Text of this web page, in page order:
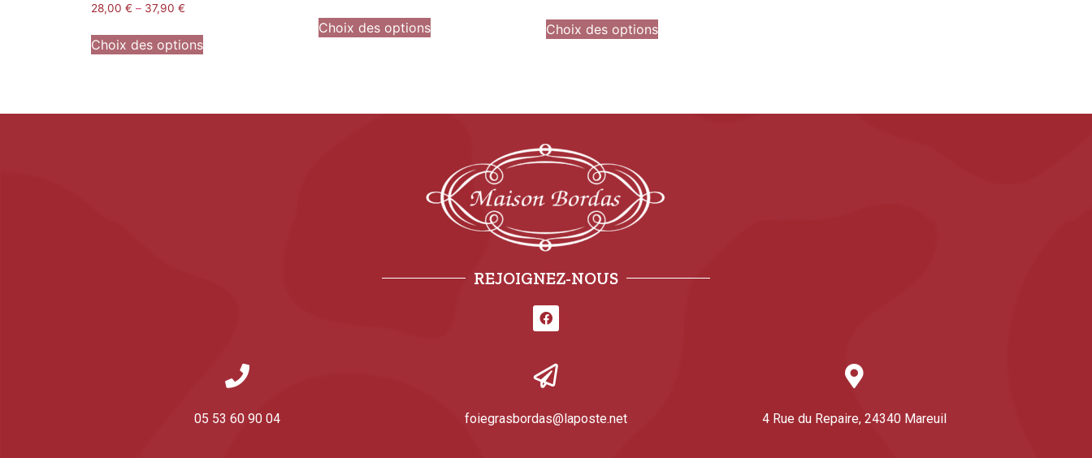
28,00 € – 37,90 €
Choix des options
Choix des options Choix des options
REJOIGNEZ-NOUS
05 53 60 90 04 foiegrasbordas@laposte.net 4 Rue du Repaire, 24340 Mareuil